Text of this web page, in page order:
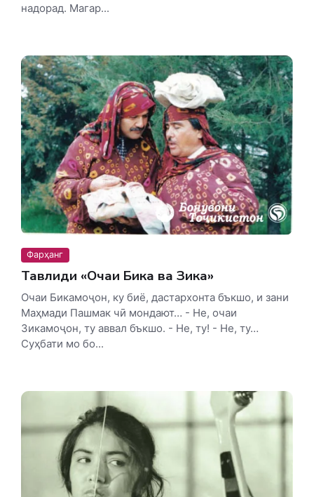
надорад. Магар...
Фарҳанг
Тавлиди «Очаи Бика ва Зика»
Очаи Бикамоҷон, ку биё, дастархонта бъкшо, и зани
Маҳмади Пашмак чӣ мондают… - Не, очаи
Зикамоҷон, ту аввал бъкшо. - Не, ту! - Не, ту…
Суҳбати мо бо...